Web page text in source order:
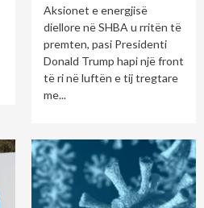
Aksionet e energjisë
diellore në SHBA u rritën të
premten, pasi Presidenti
Donald Trump hapi një front
të ri në luftën e tij tregtare
me...